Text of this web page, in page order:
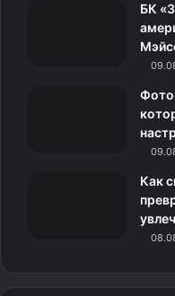
БК
Как